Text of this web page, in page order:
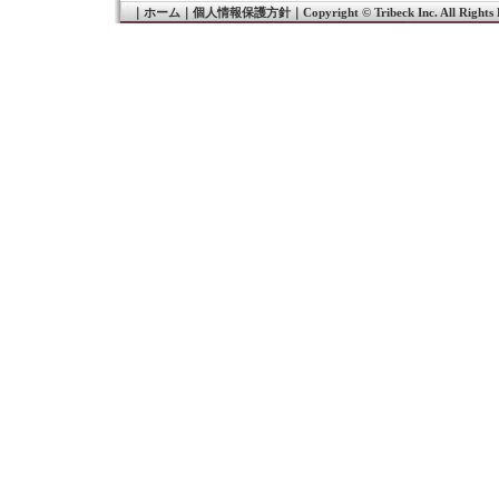
ホーム｜ 個人情報保護方針｜ Copyright © Tribeck Inc. All Rights